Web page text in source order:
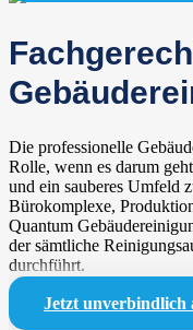
Die professionelle
Rolle, wenn es darum
und ein sauberes Umfeld
Bürokomplexe,
Quantum
der sämtliche
durchführt.
Jetzt unverbindlich